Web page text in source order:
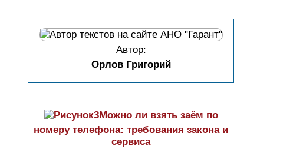
Автор:
Орлов Григорий
Можно ли взять заём по
номеру телефона: требования закона и
сервиса